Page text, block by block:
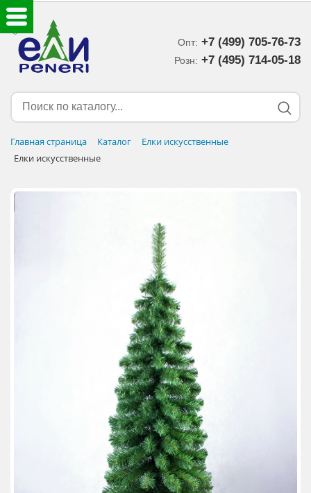
Опт: +7 (499) 705-76-73
Розн: +7 (495) 714-05-18‬
Главная страница Каталог
Елки искусственные
Елки искусственные
ЕЛКИ ИСКУССТВЕННЫЕ
ЕЛОЧНЫЕ УКРАШЕНИЯ
НОВОГОДНИЙ ДЕКОР